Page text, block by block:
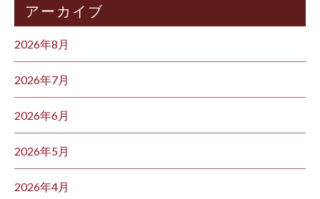
アーカイブ
2026年8月
2026年7月
2026年6月
2026年5月
2026年4月